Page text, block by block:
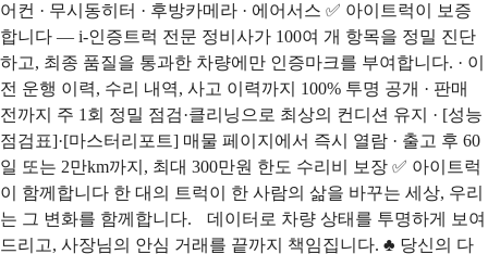
어컨 · 무시동히터 · 후방카메라 · 에어서스 ✅ 아이트럭이 보증
합니다 — i-인증트럭 전문 정비사가 100여 개 항목을 정밀 진단
하고, 최종 품질을 통과한 차량에만 인증마크를 부여합니다. · 이
전 운행 이력, 수리 내역, 사고 이력까지 100% 투명 공개 · 판매
전까지 주 1회 정밀 점검·클리닝으로 최상의 컨디션 유지 · [성능
점검표]·[마스터리포트] 매물 페이지에서 즉시 열람 · 출고 후 60
일 또는 2만km까지, 최대 300만원 한도 수리비 보장 ✅ 아이트럭
이 함께합니다 한 대의 트럭이 한 사람의 삶을 바꾸는 세상, 우리
는 그 변화를 함께합니다. 데이터로 차량 상태를 투명하게 보여
드리고, 사장님의 안심 거래를 끝까지 책임집니다. ♣ 당신의 다